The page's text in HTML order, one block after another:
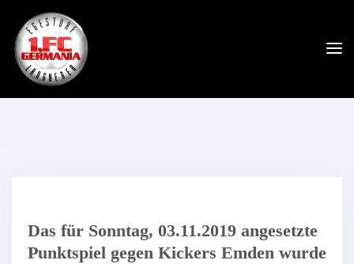
Das für Sonntag, 03.11.2019 angesetzte
Punktspiel gegen Kickers Emden wurde